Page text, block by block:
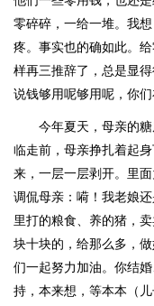
零碎碎，一给一堆。我
疼。事实也的确如此。
样再三推辞了，总是显
说钱够用呢够用呢，你们
今年夏天，母亲的
临走前，母亲挣扎着起
来，一层一层剥开。里
调侃母亲：嗬！我老娘
里打的粮食、养的猪，
块十块的，给那么多，
们一起努力加油。你结
持，本来想，等本本（